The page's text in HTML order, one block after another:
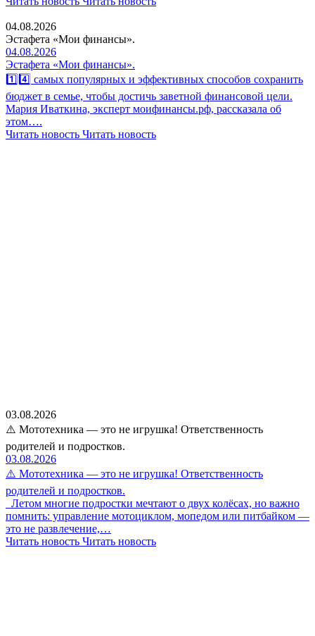
04.08.2026
Эстафета «Мои финансы».
04.08.2026
Эстафета «Мои финансы».
1️⃣4️⃣ самых популярных и эффективных способов сохранить
бюджет в семье, чтобы достичь заветной финансовой цели.
Мария Иваткина, эксперт моифинансы.рф, рассказала об
этом….
Читать новость Читать новость
03.08.2026
⚠️ Мототехника — это не игрушка! Ответственность
родителей и подростков.
03.08.2026
⚠️ Мототехника — это не игрушка! Ответственность
родителей и подростков.
Летом многие подростки мечтают о двух колёсах, но важно
помнить: управление мотоциклом, мопедом или питбайком —
это не развлечение,…
Читать новость Читать новость